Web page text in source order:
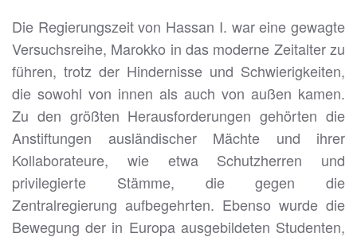
Die Regierungszeit von Hassan I. war eine gewagte
Versuchsreihe, Marokko in das moderne Zeitalter zu
führen, trotz der Hindernisse und Schwierigkeiten,
die sowohl von innen als auch von außen kamen.
Zu den größten Herausforderungen gehörten die
Anstiftungen ausländischer Mächte und ihrer
Kollaborateure, wie etwa Schutzherren und
privilegierte Stämme, die gegen die
Zentralregierung aufbegehrten. Ebenso wurde die
Bewegung der in Europa ausgebildeten Studenten,